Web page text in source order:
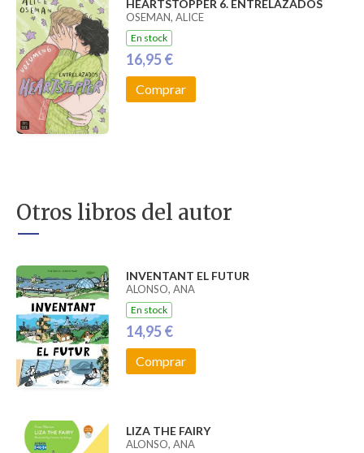
HEARTSTOPPER 6. ENTRELAZADOS
OSEMAN, ALICE
En stock
16,95 €
Comprar
Otros libros del autor
INVENTANT EL FUTUR
ALONSO, ANA
En stock
14,95 €
Comprar
LIZA THE FAIRY
ALONSO, ANA